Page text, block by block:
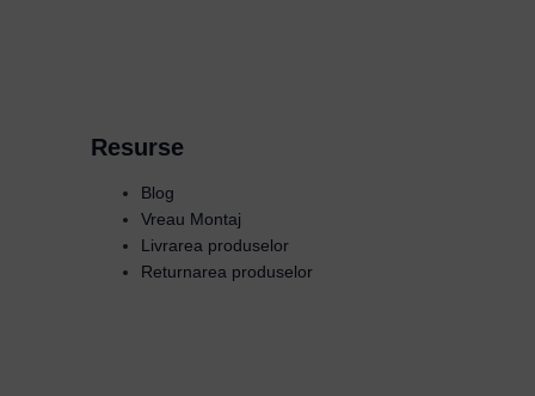
Resurse
Blog
Vreau Montaj
Livrarea produselor
Returnarea produselor